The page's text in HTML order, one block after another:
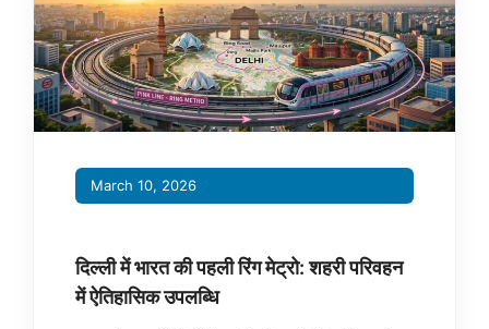
March 10, 2026
दिल्ली में भारत की पहली रिंग मेट्रो: शहरी परिवहन
में ऐतिहासिक उपलब्धि